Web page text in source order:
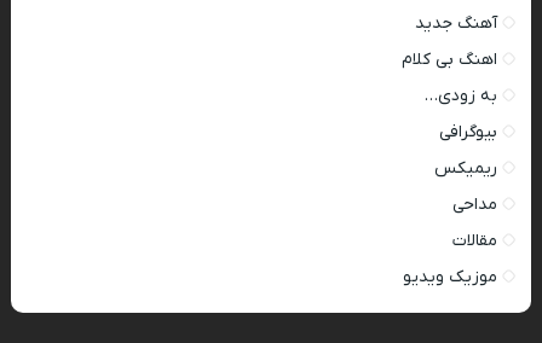
آهنگ جدید
اهنگ بی کلام
به زودی…
بیوگرافی
ریمیکس
مداحی
مقالات
موزیک ویدیو